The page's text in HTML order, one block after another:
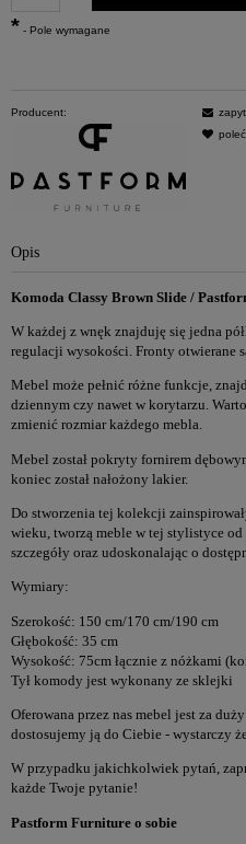
* - Pole wymagane
Producent:
Opis
Komoda Classy Brown Slide /
W każdej z wnęk znajduję się jedna
regulacji wysokości. Fronty otwierane
Mebel może pełnić różne funkcje,
dziennym czy nawet w korytarzu.
zmienić rozmiar każdego mebla.
Mebel został pokryty fornirem
koniec został nałożony lakier.
Do stworzenia tej kolekcji
wieku, tworzą meble w tej stylistyce
szczegóły oraz udoskonalając o
Wymiary:
Szerokość: 150 cm/170 cm/190 cm
Głębokość: 35 cm
Wysokość: 75cm łącznie z nóżkami
Tył komody jest wykonany ze sklejki
Oferowana przez nas mebel jest za
dostosujemy ją do Ciebie - wystarczy
W przypadku jakichkolwiek pytań,
każde Twoje pytanie!
Pastform Furniture o sobie